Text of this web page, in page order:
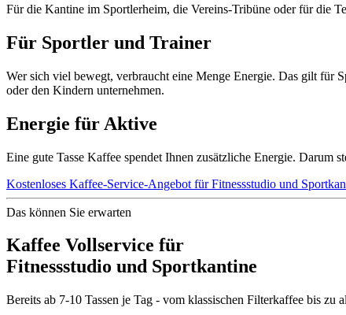
Für die Kantine im Sportlerheim, die Vereins-Tribüne oder für die
Für Sportler und Trainer
Wer sich viel bewegt, verbraucht eine Menge Energie. Das gilt für
oder den Kindern unternehmen.
Energie für Aktive
Eine gute Tasse Kaffee spendet Ihnen zusätzliche Energie.
Kostenloses Kaffee-Service-Angebot für Fitnessstudio und
Das können Sie erwarten
Kaffee Vollservice für
Fitnessstudio und Sportkantine
Bereits ab 7-10 Tassen je Tag - vom klassischen Filterkaffee bis